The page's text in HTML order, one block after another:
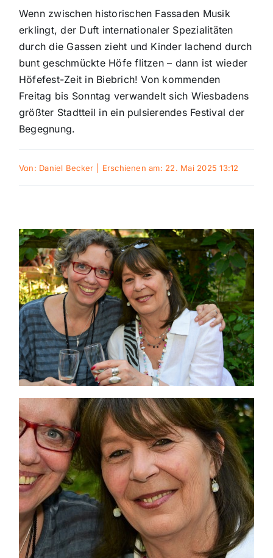
Kultur
Panorama
Mein Stadtteil
Galerie
Verkehrsmeldungen
Polizeimeldungen
Themen und Termine
Gewinnspiele
Wenn zwischen historischen Fassaden Musik
erklingt, der Duft internationaler Spezialitäten
durch die Gassen zieht und Kinder lachend durch
bunt geschmückte Höfe flitzen – dann ist wieder
Höfefest-Zeit in Biebrich! Von kommenden
Freitag bis Sonntag verwandelt sich Wiesbadens
größter Stadtteil in ein pulsierendes Festival der
Begegnung.
Von: Daniel Becker Erschienen am: 22. Mai 2025 13:12